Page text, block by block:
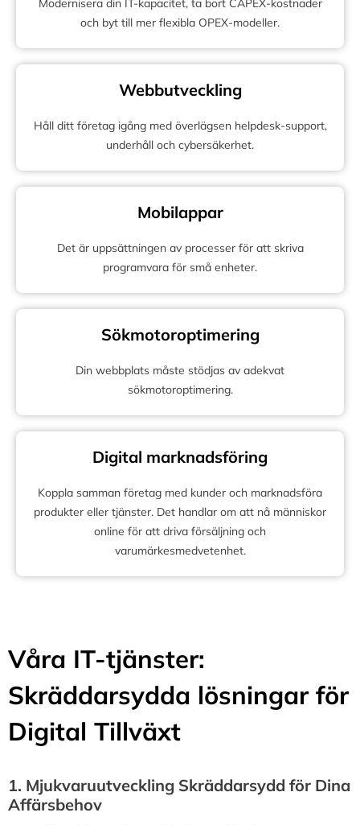
och byt till mer flexibla OPEX-modeller.
Webbutveckling
Håll ditt företag igång med överlägsen helpdesk-support,
underhåll och cybersäkerhet.
Mobilappar
Det är uppsättningen av processer för att skriva
programvara för små enheter.
Sökmotoroptimering
Din webbplats måste stödjas av adekvat
sökmotoroptimering.
Digital marknadsföring
Koppla samman företag med kunder och marknadsföra
produkter eller tjänster. Det handlar om att nå människor
online för att driva försäljning och
varumärkesmedvetenhet.
Våra IT-tjänster:
Skräddarsydda lösningar för
Digital Tillväxt
1.⁠ ⁠Mjukvaruutveckling Skräddarsydd för Dina
Affärsbehov